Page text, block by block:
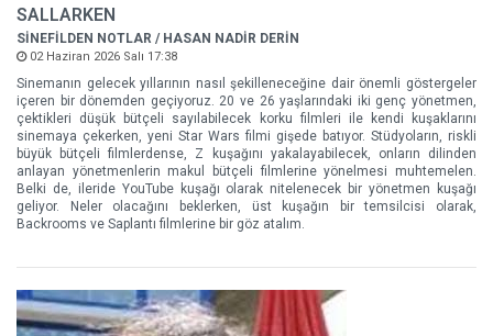
SALLARKEN
SİNEFİLDEN NOTLAR / HASAN NADİR DERİN
02 Haziran 2026 Salı 17:38
Sinemanın gelecek yıllarının nasıl şekilleneceğine dair önemli göstergeler
içeren bir dönemden geçiyoruz. 20 ve 26 yaşlarındaki iki genç yönetmen,
çektikleri düşük bütçeli sayılabilecek korku filmleri ile kendi kuşaklarını
sinemaya çekerken, yeni Star Wars filmi gişede batıyor. Stüdyoların, riskli
büyük bütçeli filmlerdense, Z kuşağını yakalayabilecek, onların dilinden
anlayan yönetmenlerin makul bütçeli filmlerine yönelmesi muhtemelen.
Belki de, ileride YouTube kuşağı olarak nitelenecek bir yönetmen kuşağı
geliyor. Neler olacağını beklerken, üst kuşağın bir temsilcisi olarak,
Backrooms ve Saplantı filmlerine bir göz atalım.